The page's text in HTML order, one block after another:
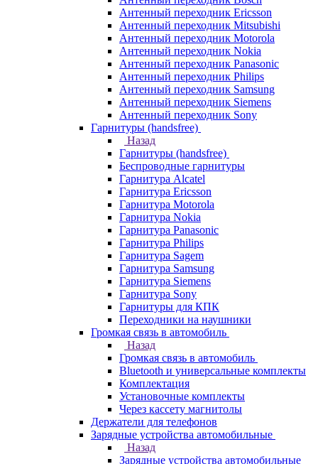
Антенный переходник Ericsson
Антенный переходник Mitsubishi
Антенный переходник Motorola
Антенный переходник Nokia
Антенный переходник Panasonic
Антенный переходник Philips
Антенный переходник Samsung
Антенный переходник Siemens
Антенный переходник Sony
Гарнитуры (handsfree)
Назад
Гарнитуры (handsfree)
Беспроводные гарнитуры
Гарнитура Alcatel
Гарнитура Ericsson
Гарнитура Motorola
Гарнитура Nokia
Гарнитура Panasonic
Гарнитура Philips
Гарнитура Sagem
Гарнитура Samsung
Гарнитура Siemens
Гарнитура Sony
Гарнитуры для КПК
Переходники на наушники
Громкая связь в автомобиль
Назад
Громкая связь в автомобиль
Bluetooth и универсальные комплекты
Комплектация
Установочные комплекты
Через кассету магнитолы
Держатели для телефонов
Зарядные устройства автомобильные
Назад
Зарядные устройства автомобильные